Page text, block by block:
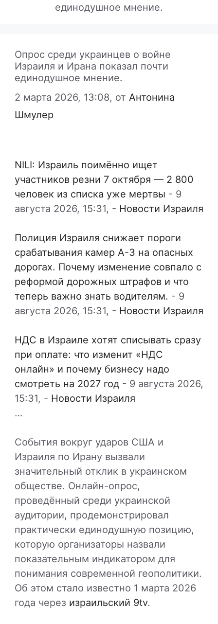
единодушное мнение.
Опрос среди украинцев о войне
Израиля и Ирана показал почти
единодушное мнение.
2 марта 2026, 13:08, от Антонина
Шмулер
NILI: Израиль поимённо ищет
участников резни 7 октября — 2 800
человек из списка уже мертвы - 9
августа 2026, 15:31, - Новости Израиля
Полиция Израиля снижает пороги
срабатывания камер А-3 на опасных
дорогах. Почему изменение совпало с
реформой дорожных штрафов и что
теперь важно знать водителям. - 9
августа 2026, 15:31, - Новости Израиля
НДС в Израиле хотят списывать сразу
при оплате: что изменит «НДС
онлайн» и почему бизнесу надо
смотреть на 2027 год - 9 августа 2026,
15:31, - Новости Израиля
…
События вокруг ударов США и
Израиля по Ирану вызвали
значительный отклик в украинском
обществе. Онлайн-опрос,
проведённый среди украинской
аудитории, продемонстрировал
практически единодушную позицию,
которую организаторы назвали
показательным индикатором для
понимания современной геополитики.
Об этом стало известно 1 марта 2026
года через израильский 9tv.